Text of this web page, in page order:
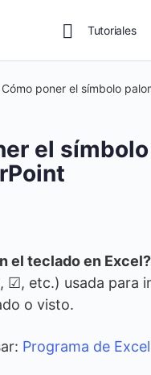
Tutoriales
Cómo poner el símbolo
el
el teclado en Excel?
etc.) usada para
o visto.
Programa de